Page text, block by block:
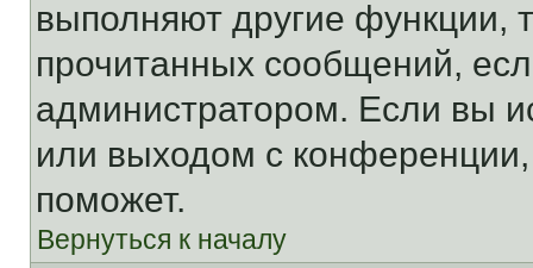
выполняют другие функции,
прочитанных сообщений,
администратором. Если вы
или выходом с
поможет.
Вернуться к началу